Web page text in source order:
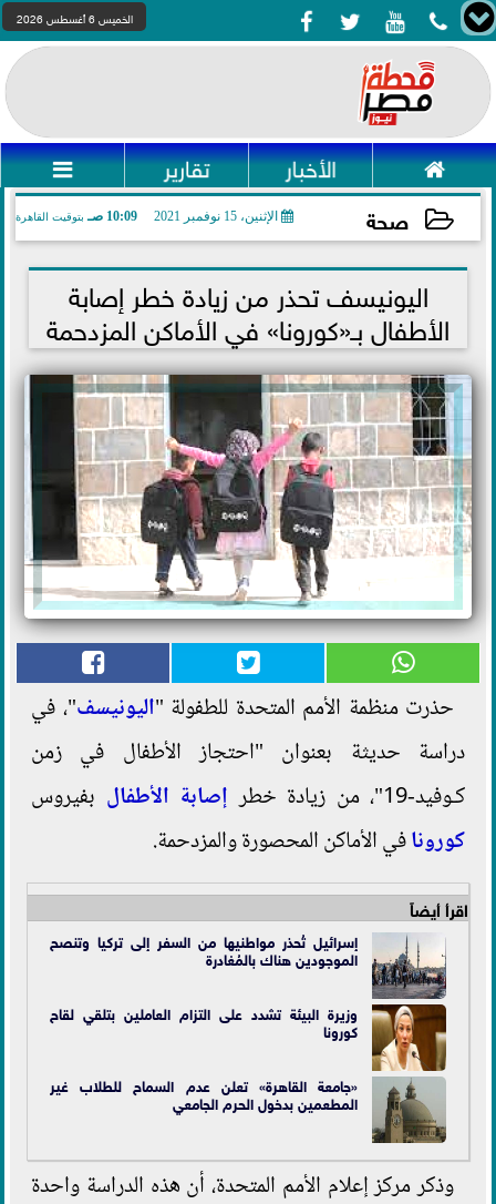
    الخميس 6 أغسطس 2026
 الأخبار تقارير 
صحة الإثنين، 15 نوفمبر 2021 10:09 صـ بتوقيت القاهرة
2021-11-15 10:09:12اليونيسف تحذر من زيادة خطر إصابة
الأطفال بـ«كورونا» في الأماكن المزدحمة
حذرت منظمة الأمم المتحدة للطفولة "اليونيسف"، في
دراسة حديثة بعنوان "احتجاز الأطفال في زمن
كـوفيد-19"، من زيادة خطر
إصابة الأطفال بفيروس
كورونافي الأماكن المحصورة والمزدحمة.
اقرأ أيضاً
إسرائيل تُحذر مواطنيها من السفر إلى تركيا وتنصح
الموجودين هناك بالمُغادرة
وزيرة البيئة تشدد على التزام العاملين بتلقي لقاح
كورونا
«جامعة القاهرة» تعلن عدم السماح للطلاب غير
المطعمين بدخول الحرم الجامعي
وذكر مركز إعلام الأمم المتحدة، أن هذه الدراسة واحدة